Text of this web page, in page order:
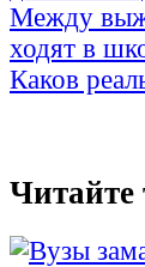
Между
ходят в
Каков
Читайте